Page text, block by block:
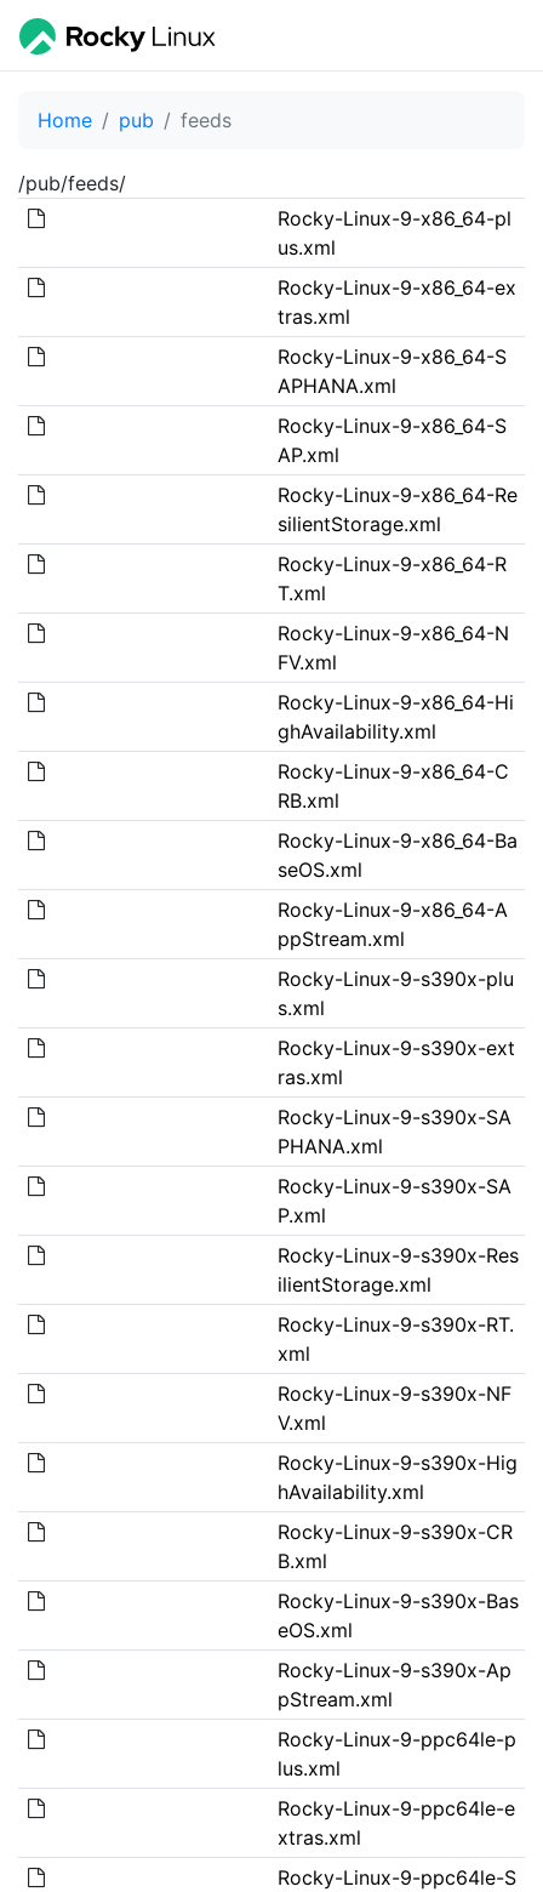
Home pub feeds
/pub/feeds/
Rocky-Linux-9-x86_64-pl
us.xml
Rocky-Linux-9-x86_64-ex
tras.xml
Rocky-Linux-9-x86_64-S
APHANA.xml
Rocky-Linux-9-x86_64-S
AP.xml
Rocky-Linux-9-x86_64-Re
silientStorage.xml
Rocky-Linux-9-x86_64-R
T.xml
Rocky-Linux-9-x86_64-N
FV.xml
Rocky-Linux-9-x86_64-Hi
ghAvailability.xml
Rocky-Linux-9-x86_64-C
RB.xml
Rocky-Linux-9-x86_64-Ba
seOS.xml
Rocky-Linux-9-x86_64-A
ppStream.xml
Rocky-Linux-9-s390x-plu
s.xml
Rocky-Linux-9-s390x-ext
ras.xml
Rocky-Linux-9-s390x-SA
PHANA.xml
Rocky-Linux-9-s390x-SA
P.xml
Rocky-Linux-9-s390x-Res
ilientStorage.xml
Rocky-Linux-9-s390x-RT.
xml
Rocky-Linux-9-s390x-NF
V.xml
Rocky-Linux-9-s390x-Hig
hAvailability.xml
Rocky-Linux-9-s390x-CR
B.xml
Rocky-Linux-9-s390x-Bas
eOS.xml
Rocky-Linux-9-s390x-Ap
pStream.xml
Rocky-Linux-9-ppc64le-p
lus.xml
Rocky-Linux-9-ppc64le-e
xtras.xml
Rocky-Linux-9-ppc64le-S